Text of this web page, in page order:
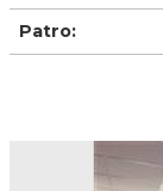
Patro: